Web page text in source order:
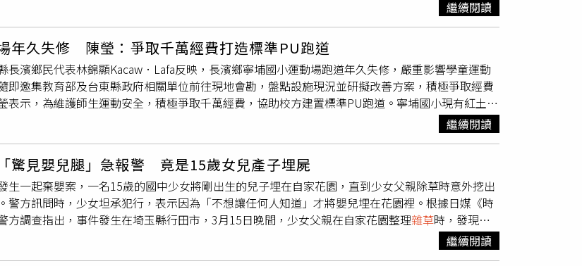
當地生態環境分局遲遲未到場，工廠卻在此期間以「整改」名義重新挖排污溝、堵住排污口。後來
取樣檢測，最終認定「未發現嚴重污染」，甚至聲稱水玻璃製程「不產生廢水」，讓村民完全無法
是，當武漢市生態環境局後續介入調查時，工廠老闆竟當場承認，曾接到新洲區生態環境分局人員
把排污口堵上」，相關過程甚至被村民拍下影片。村民也質疑，地方環保單位多年來對污染問題態
前向工廠通風報信。武漢昌盛泡花鹼廠遭查出缺乏環保手續。2022年5月，武漢市生態環境局會同
，確認工廠確實存在污染問題，也查出其無環評、無排污許可等違規情況。第三方檢測報告更顯
據嚴重超標，包括總鹼度高達29214mg/L、色度超標500倍，pH值呈強鹼性。以一般內陸鹽鹼湖碱
該數值明顯異常。即便如此，地方環保單位最終僅對工廠裁罰20萬元人民幣（約新台幣90萬
改。然而村民表示，工廠之後依舊偷偷生產、持續排污。2026年3月，湖北省生態環境廳甚至下發
疑似存在偷偷生產行為」，但地方生態環境分局後續回覆卻仍稱「未發現恢復生產跡象」。此外，
工廠關停兩年多後，村民井水中的金屬錳含量依舊超標3倍，也讓外界更加擔憂，長年污染是否正
血病比例異常飆高的真正原因。隨著事件持續延燒，武漢市委、市政府19日正式宣布成立聯合調查
健康、環境生態、工廠停產等問題展開全面深入調查，並承諾後續將對外公布結果。對黃土坡村村
大的訴求，其實並不只是關廠，而是希望能有真正具公信力的專家與單位，徹底釐清村內大量癌
竟與污染有沒有直接關聯。徐文階無奈表示：「我們只是想知道，這些年大家到底為什麼會生
除草、清潔與修復，還會定期拍攝墓地整理前後的照片與影片傳給家屬。不少人收到後都相當感
照片，就像自己真的回去祭拜過一樣」。而這份工作有時甚至像在當「墓園偵探」。蘇蘭德里的父
Coetzer）透露，許多家屬提供的位置資訊都相當模糊，例如「從大門左轉、最後一排、大樹旁
後，墓園地形可能早已改變，大門移位、大樹枯死，讓尋墓過程變得十分困難。當一家人終於找到
已被雜草吞沒，甚至嚴重傾倒毀損。然而，也正因這份工作，讓一家人意外找回失落多年的家族歷
里的母親安德里科策爾（Andri Coetzer）在替客戶尋找墓地、清除雜草時，突然發現一塊刻著熟悉
克（Andries de Necker）」的古老墓碑。碑文顯示，對方生於1889年、1971年離世，旁邊還有妻
de Necker）於1973年下葬的墓地。一家人返家翻閱族譜與資料後才震驚發現，這對夫妻竟是安
世的曾祖父母。多年來家族甚至不知道祖先墓地位置，如今卻因幫別人掃墓而與祖先「重逢」，讓
現在，這兩座墓地也成了她們特別照顧的重要對象。雖然每天都在墓園工作，但蘇蘭德里一家卻完
經常笑聲不斷。她笑說，墓碑之間有許多狐獴挖出的洞，大家工作時常會不小心踩空跌倒，「我們
去把人扶起來」。如今這門「陰宅護理」生意已逐漸變成真正的家族企業。父親負責採購清潔用品
理帳務與發票，外婆以及住在附近韋爾科姆（Welkom）的男友皮特普林斯洛（Pieter
會一起幫忙拔草、整理墓地。蘇蘭德里甚至還笑說：「可惜我根本沒付他們薪水。」對蘇蘭德里
費的工作，更是在冰冷墓園裡，替許多無法返鄉祭祖的家庭，守護一份對親人的思念與牽掛。也因
不只離護理師夢想更近一步，還意外讓整個家族重新找回遺失多年的根。
親遲遲未返家，察覺不對勁後急忙報案求救。警消獲報趕抵現場後，發現火勢已沿著竹林與雜草迅
即布下多條水線灌救；待火勢控制後，竟在農地一處凹陷土坑內，發現何姓老婦倒臥其中，已明顯
重燒焦。家屬向警方表示，死者平時為防止猴群闖入偷吃芭樂，經常施放沖天炮驅趕。警消在現場
炮的袋子，初步懷疑老婦當時施放沖天炮時，不慎引燃周邊乾燥竹林與雜草，之後試圖自行救火，
地勢不平失足跌進土坑，最終逃生不及命喪火場。目前警方已報請檢察官相驗遺體，消防局火災調
真正起火原因及事故發生經過。
繼續閱讀
年久失修 陳瑩：爭取千萬經費打造標準PU跑道
長濱鄉民代表林錦顯Kacaw．Lafa反映，長濱鄉寧埔國小運動場跑道年久失修，嚴重影響學童運動
即邀集教育部及台東縣政府相關單位前往現地會勘，盤點設施現況並研擬改善方案，積極爭取經費
表示，為維護師生運動安全，積極爭取千萬經費，協助校方建置標準PU跑道。寧埔國小現有紅土跑
期受東北季風與降雨影響，出現面層剝落、凹凸不平、紅土流失及
叢生等情形，部分區域甚至
體育教學與測驗評量的公平性，也大幅提高學生滑倒、擦傷等運動風險；天氣乾燥時塵土飛揚，亦
習權益的必要投資，中央與地方應共同加速推動整建工作，讓孩子在安全無虞的環境中成長。在會
周邊的觀眾席位或是水泥護欄，都因年久失修，或者因地震產生錯位、造成水泥塊斑落，若是在PU
不改善周邊的設施，完工之後的PU跑道，仍會是危機重重，人身安全勘慮。未來改善完工後，可提
上優質運動空間，跑道將具備彈性佳、防滑及耐候性高等特性，不僅可降低運動傷害風險，亦能有
供全天候安全使用之運動環境。陳瑩指出，寧埔國小不僅是在地學童學習的重要場域，更是周邊部
活動空間，每年舉辦的「村校聯合運動會」參與人數高達千人，具高度社區凝聚力。然而，現有場
繼續閱讀
驚見嬰兒腿」急報警 竟是15歲女兒產子埋屍
生一起棄嬰案，一名15歲的國中少女將剛出生的兒子埋在自家花園，直到少女父親除草時意外挖出
警方訊問時，少女坦承犯行，表示因為「不想讓任何人知道」才將嬰兒埋在花園裡。根據日媒《時
方調查指出，事件發生在埼玉縣行田市，3月15日晚間，少女父親在自家花園整理雜草時，發現土
的屍塊，嚇得立刻報警。警方獲報到場後，挖出一具剛出生男嬰的遺體，遺體並無明顯外傷，詳細
。面對警方調查，少女承認自己在家中獨自生下孩子，並供稱因為「不想讓任何人知道」，也深知
繼續閱讀